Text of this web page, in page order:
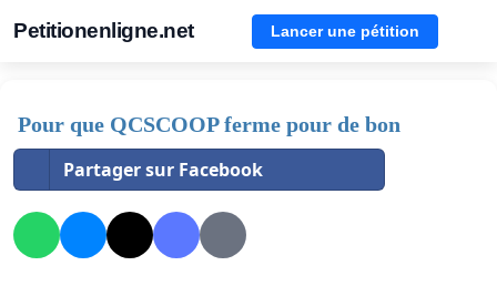
Petitionenligne.net Lancer une pétition
Pour que QCSCOOP ferme pour de bon
Partager sur Facebook